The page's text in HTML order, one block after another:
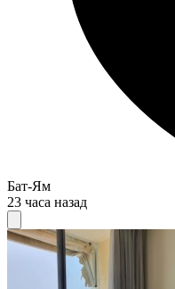
Бат-Ям
23 часа назад